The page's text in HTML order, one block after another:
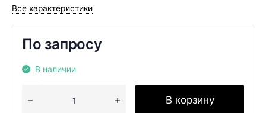
Все характеристики
По запросу
В наличии
В корзину